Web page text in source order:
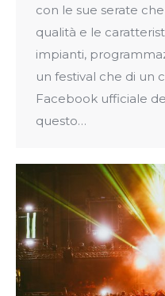
con le sue serate
qualità e le
impianti,
un festival che di un
Facebook ufficiale
questo…